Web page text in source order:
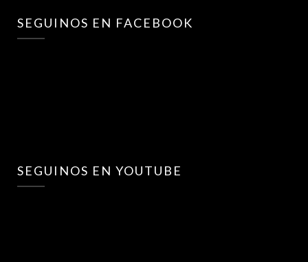
SEGUINOS EN FACEBOOK
SEGUINOS EN YOUTUBE